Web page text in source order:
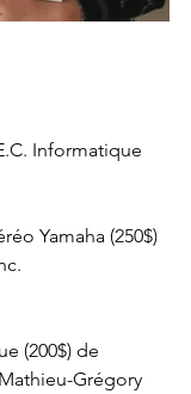
Informatique
Yamaha (250$)
(200$) de
Grégory